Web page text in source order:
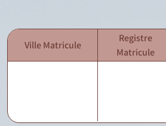
Ville Matricule
Registre
Matricule